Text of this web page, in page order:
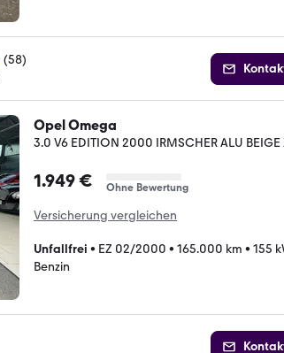
(58)
Opel Omega
3.0 V6 EDITION 2000 IRMSCHER ALU BEIGE
1.949 € Ohne Bewertung
Versicherung vergleichen
Unfallfrei • EZ 02/2000 • 165.000 km • 155
Benzin